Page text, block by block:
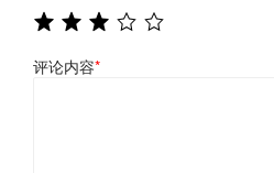
评论内容*